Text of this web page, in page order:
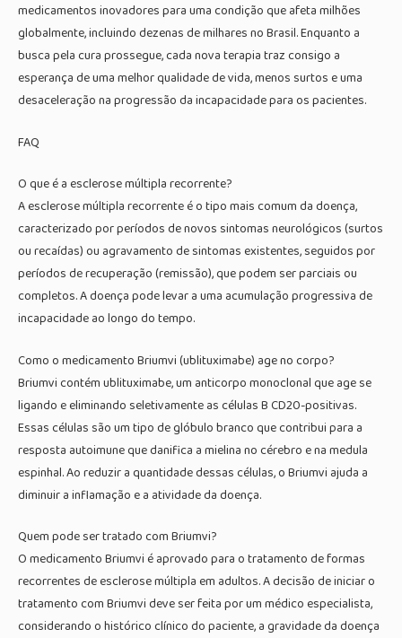
medicamentos inovadores para uma condição que afeta milhões
globalmente, incluindo dezenas de milhares no Brasil. Enquanto a
busca pela cura prossegue, cada nova terapia traz consigo a
esperança de uma melhor qualidade de vida, menos surtos e uma
desaceleração na progressão da incapacidade para os pacientes.
FAQ
O que é a esclerose múltipla recorrente?
A esclerose múltipla recorrente é o tipo mais comum da doença,
caracterizado por períodos de novos sintomas neurológicos (surtos
ou recaídas) ou agravamento de sintomas existentes, seguidos por
períodos de recuperação (remissão), que podem ser parciais ou
completos. A doença pode levar a uma acumulação progressiva de
incapacidade ao longo do tempo.
Como o medicamento Briumvi (ublituximabe) age no corpo?
Briumvi contém ublituximabe, um anticorpo monoclonal que age se
ligando e eliminando seletivamente as células B CD20-positivas.
Essas células são um tipo de glóbulo branco que contribui para a
resposta autoimune que danifica a mielina no cérebro e na medula
espinhal. Ao reduzir a quantidade dessas células, o Briumvi ajuda a
diminuir a inflamação e a atividade da doença.
Quem pode ser tratado com Briumvi?
O medicamento Briumvi é aprovado para o tratamento de formas
recorrentes de esclerose múltipla em adultos. A decisão de iniciar o
tratamento com Briumvi deve ser feita por um médico especialista,
considerando o histórico clínico do paciente, a gravidade da doença